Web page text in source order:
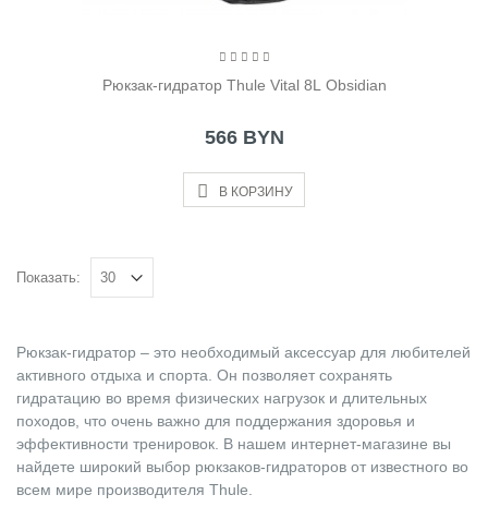
Рюкзак-гидратор Thule Vital 8L Obsidian
566 BYN
В КОРЗИНУ
Показать:
Рюкзак-гидратор – это необходимый аксессуар для любителей
активного отдыха и спорта. Он позволяет сохранять
гидратацию во время физических нагрузок и длительных
походов, что очень важно для поддержания здоровья и
эффективности тренировок. В нашем интернет-магазине вы
найдете широкий выбор рюкзаков-гидраторов от известного во
всем мире производителя Thule.